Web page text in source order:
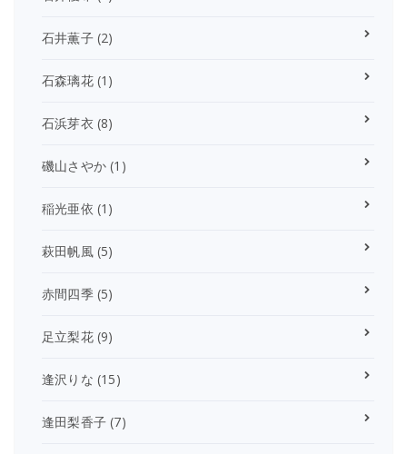
石井薫子(2)
石森璃花(1)
石浜芽衣 (8)
磯山さやか (1)
稲光亜依 (1)
萩田帆風(5)
赤間四季(5)
足立梨花(9)
逢沢りな (15)
逢田梨香子 (7)